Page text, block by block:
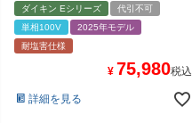
ダイキン Eシリーズ
代引不可
単相100V
2025年モデル
耐塩害仕様
¥ 75,980税込
詳細を見る